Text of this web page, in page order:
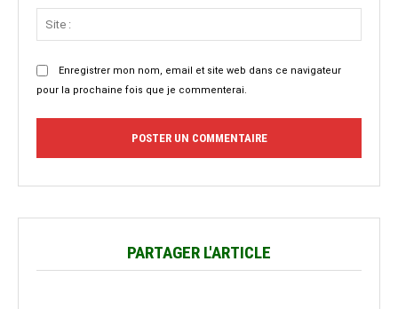
Enregistrer mon nom, email et site web dans ce navigateur
pour la prochaine fois que je commenterai.
PARTAGER L'ARTICLE